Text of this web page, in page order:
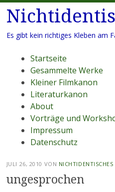
Es gibt kein richtiges Kleben am
Menü
Zum
Inhalt
springen
Startseite
Gesammelte Werke
Kleiner Filmkanon
Literaturkanon
About
Vorträge und
Impressum
Datenschutz
JULI 26, 2010 VON NICHTIDENTISCHES
ungesprochen